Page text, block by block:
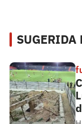
SUGERIDA